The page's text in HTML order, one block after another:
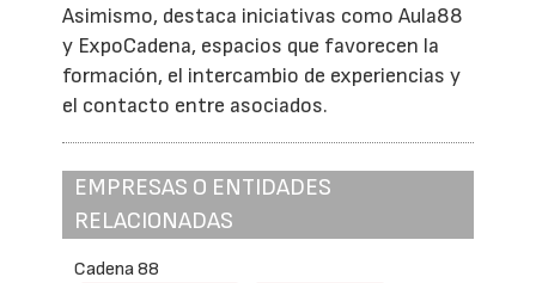
Asimismo, destaca iniciativas como Aula88
y ExpoCadena, espacios que favorecen la
formación, el intercambio de experiencias y
el contacto entre asociados.
EMPRESAS O ENTIDADES
RELACIONADAS
Cadena 88